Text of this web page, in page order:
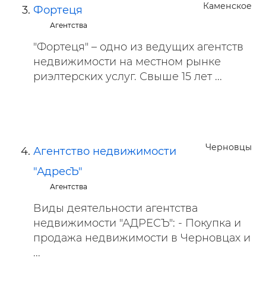
Каменское
Фортеця
Агентства
"Фортеця" – одно из ведущих агентств
недвижимости на местном рынке
риэлтерских услуг. Свыше 15 лет ...
Черновцы
Агентство недвижимости
"АдресЪ"
Агентства
Виды деятельности агентства
недвижимости "АДРЕСЪ": - Покупка и
продажа недвижимости в Черновцах и
...